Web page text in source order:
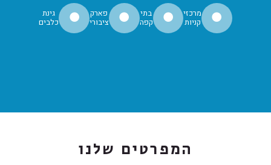
⚫
מרכזי
קניות
⚫
בתי
קפה
⚫
פארק
ציבורי
⚫
גינת
כלבים
המפרטים שלנו